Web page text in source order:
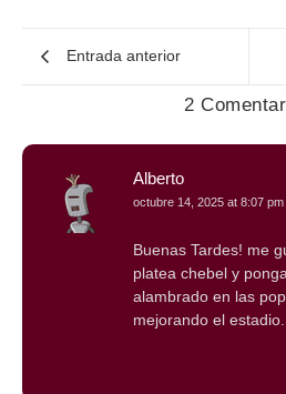
Entrada anterior
2
Alberto
octubre 14, 2025 at 8:07 pm
Buenas Tardes! me
platea chebel y
alambrado en las
mejorando el estadio.